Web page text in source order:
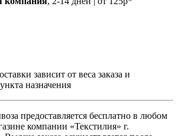
зависит от веса заказа и
назначения
предоставляется бесплатно в любом
компании «Текстилия» г.